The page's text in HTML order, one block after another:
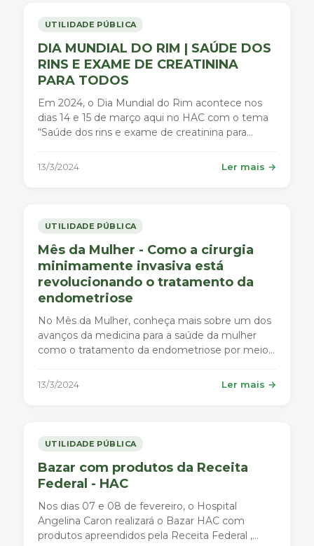
UTILIDADE PÚBLICA
DIA MUNDIAL DO RIM | SAÚDE DOS
RINS E EXAME DE CREATININA
PARA TODOS
Em 2024, o Dia Mundial do Rim acontece nos
dias 14 e 15 de março aqui no HAC com o tema
“Saúde dos rins e exame de creatinina para
13/3/2024 Ler mais →
UTILIDADE PÚBLICA
Mês da Mulher - Como a cirurgia
minimamente invasiva está
revolucionando o tratamento da
endometriose
No Mês da Mulher, conheça mais sobre um dos
avanços da medicina para a saúde da mulher
como o tratamento da endometriose por meio
13/3/2024 Ler mais →
UTILIDADE PÚBLICA
Bazar com produtos da Receita
Federal - HAC
Nos dias 07 e 08 de fevereiro, o Hospital
Angelina Caron realizará o Bazar HAC com
produtos apreendidos pela Receita Federal ,